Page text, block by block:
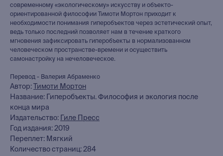
современному «экологическому» искусству и объекто-
ориентированной философии Тимоти Мортон приходит к
необходимости понимания гиперобъектов через эстетический опыт,
ведь только последний позволяет нам в течение краткого
мгновения зафиксировать гиперобъекты в нормализованном
человеческом пространстве-времени и осуществить
самонастройку на нечеловеческое.
Перевод - Валерия Абраменко
Автор:
Тимоти Мортон
Название: Гиперобъекты. Философия и экология после
конца мира
Издательство:
Гиле Пресс
Год издания: 2019
Переплет: Мягкий
Количество страниц: 284
книжный интернет-магазин
из Петербурга